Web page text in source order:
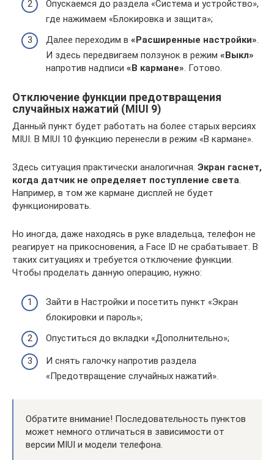
Опускаемся до раздела «Система и устройство»,
где нажимаем «Блокировка и защита»;
Далее переходим в «Расширенные настройки»
И здесь передвигаем ползунок в режим «Выкл»
напротив надписи «В кармане» . Готово.
Отключение функции предотвращения
случайных нажатий (MIUI 9)
Данный пункт будет работать на более старых версиях
MIUI. В MIUI 10 функцию перенесли в режим «В кармане».
Здесь ситуация практически аналогичная. Экран гаснет,
когда датчик не определяет поступление света
Например, в том же кармане дисплей не будет
функционировать.
Но иногда, даже находясь в руке владельца, телефон не
реагирует на прикосновения, а Face ID не срабатывает. В
таких ситуациях и требуется отключение функции.
Чтобы проделать данную операцию, нужно:
Зайти в Настройки и посетить пункт «Экран
блокировки и пароль»;
Опуститься до вкладки «Дополнительно»;
И снять галочку напротив раздела
«Предотвращение случайных нажатий».
Обратите внимание! Последовательность пунктов
может немного отличаться в зависимости от
версии MIUI и модели телефона.